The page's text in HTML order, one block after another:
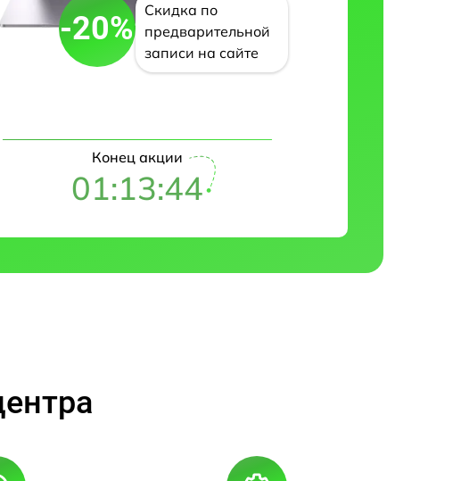
-20%
Скидка по
предварительной
записи на сайте
Конец акции
01:13:42